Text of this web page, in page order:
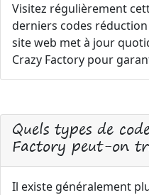
Visitez régulièrement
derniers codes
site web met à jour
Crazy Factory pour
Quels types de
Factory peut-on
Il existe généralement